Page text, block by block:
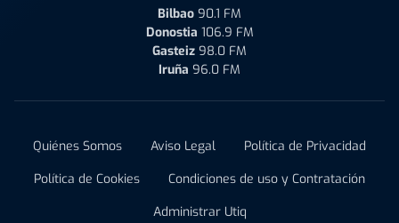
Bilbao 90.1 FM
Donostia 106.9 FM
Gasteiz 98.0 FM
Iruña 96.0 FM
Quiénes Somos Aviso Legal
Política de Privacidad
Política de Cookies
Condiciones de uso y Contratación
Administrar Utiq